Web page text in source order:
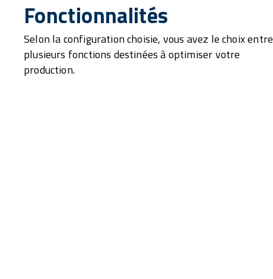
Fonctionnalités
Selon la configuration choisie, vous avez le choix entre
plusieurs fonctions destinées à optimiser votre
production.